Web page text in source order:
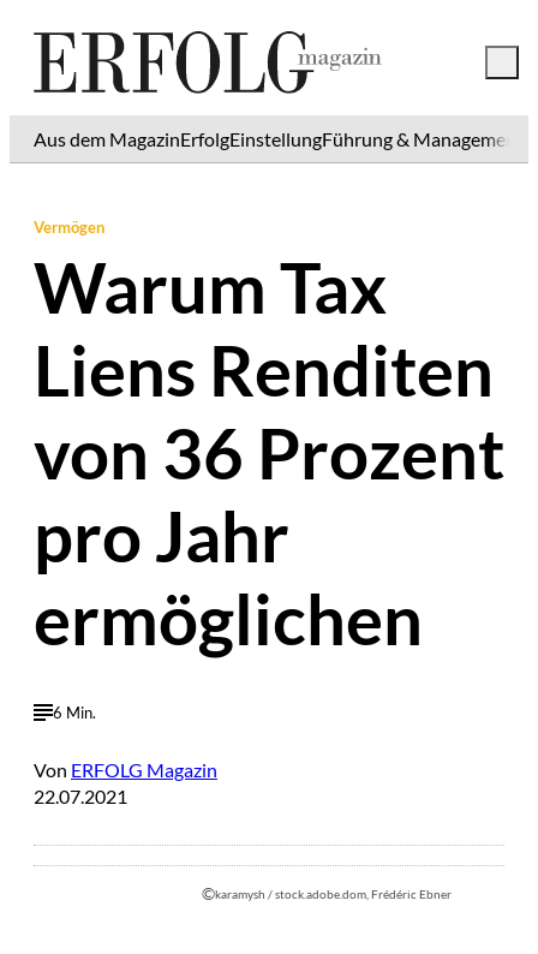
Aus dem MagazinErfolgEinstellungFührung & Management
Vermögen
Warum Tax
Liens Renditen
von 36 Prozent
pro Jahr
ermöglichen
6 Min.
Von ERFOLG Magazin
22.07.2021
©karamysh / stock.adobe.dom, Frédéric Ebner